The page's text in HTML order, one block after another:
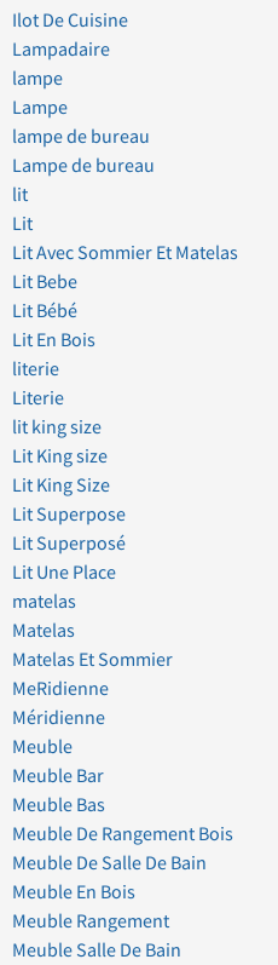
Ilot De Cuisine
Lampadaire
lampe
Lampe
lampe de bureau
Lampe de bureau
lit
Lit
Lit Avec Sommier Et Matelas
Lit Bebe
Lit Bébé
Lit En Bois
literie
Literie
lit king size
Lit King size
Lit King Size
Lit Superpose
Lit Superposé
Lit Une Place
matelas
Matelas
Matelas Et Sommier
MeRidienne
Méridienne
Meuble
Meuble Bar
Meuble Bas
Meuble De Rangement Bois
Meuble De Salle De Bain
Meuble En Bois
Meuble Rangement
Meuble Salle De Bain